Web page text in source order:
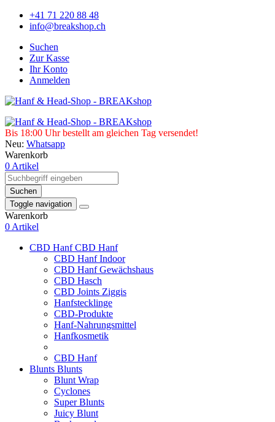
+41 71 220 88 48
info@breakshop.ch
Suchen
Zur Kasse
Ihr Konto
Anmelden
Bis 18:00 Uhr bestellt am gleichen Tag versendet!
Neu: Whatsapp
Warenkorb
0 Artikel
Suchen
Toggle navigation
Warenkorb
0 Artikel
CBD HanfCBD Hanf
CBD Hanf Indoor
CBD Hanf Gewächshaus
CBD Hasch
CBD Joints Ziggis
Hanfstecklinge
CBD-Produkte
Hanf-Nahrungsmittel
Hanfkosmetik
CBD Hanf
Blunts Blunts
Blunt Wrap
Cyclones
Super Blunts
Juicy Blunt